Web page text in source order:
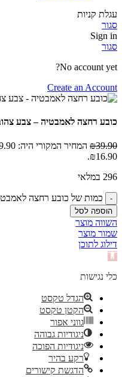
עגלת קניות
סגור
Sign in
סגור
No account yet?
Create an Account
כובע רחצה לאמבטיה – צבע
₪39.90 המחיר המקורי היה: ₪39.90.
₪16.90.
296 במלאי
כמות של כובע רחצה
הוספה לסל
השווה מוצר
שמור מוצר
דילוג לתוכן
פתח
נגישות
כלי נגישות
הגדל טקסט
הקטן טקסט
גווני אפור
ניגודיות גבוהה
ניגודיות הפוכה
רקע בהיר
הדגשת קישורים